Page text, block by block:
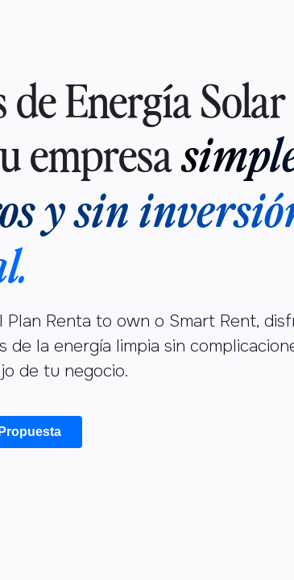
de Energía Solar
empresa
y sin
Plan Renta to own o Smart Rent,
de la energía limpia sin
de tu negocio.